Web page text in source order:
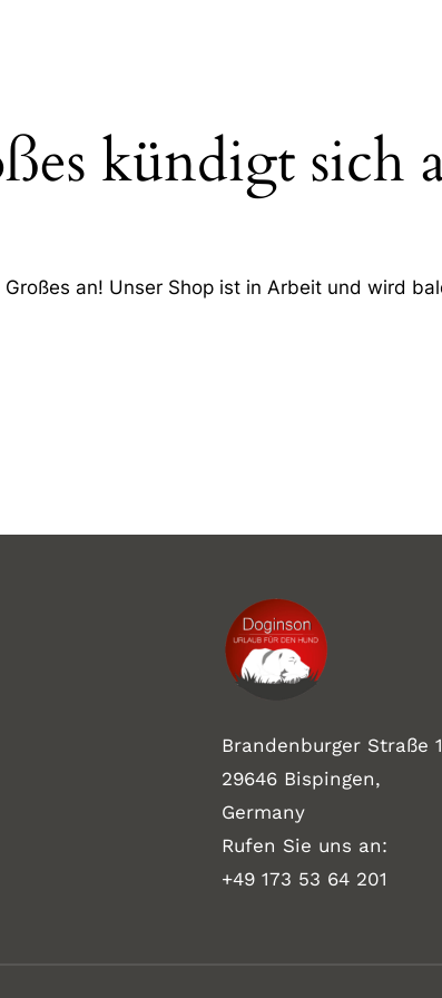
kündigt sich
an! Unser Shop ist in Arbeit und wird
Brandenburger Straße
29646 Bispingen,
Germany
Rufen Sie uns an:
+49 173 53 64 201